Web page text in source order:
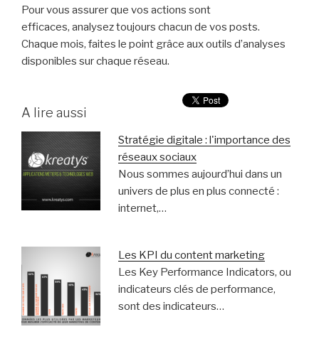
Pour vous assurer que vos actions sont
efficaces, analysez toujours chacun de vos posts.
Chaque mois, faites le point grâce aux outils d’analyses
disponibles sur chaque réseau.
A lire aussi
Stratégie digitale : l'importance des
réseaux sociaux
Nous sommes aujourd’hui dans un
univers de plus en plus connecté :
internet,…
Les KPI du content marketing
Les Key Performance Indicators, ou
indicateurs clés de performance,
sont des indicateurs…